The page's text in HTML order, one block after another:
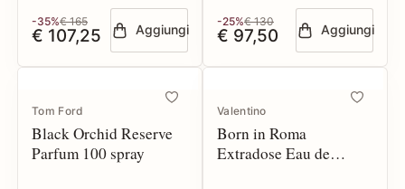
-35%€ 165
€ 107,25 Aggiungi
-25%€ 130
€ 97,50 Aggiungi
Tom Ford
Black Orchid Reserve
Parfum 100 spray
Valentino
Born in Roma
Extradose Eau de